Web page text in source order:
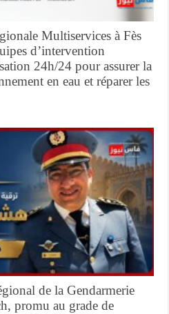
Multiservices à Fès
d’intervention
24h/24 pour assurer la
en eau et réparer les
de la Gendarmerie
promu au grade de